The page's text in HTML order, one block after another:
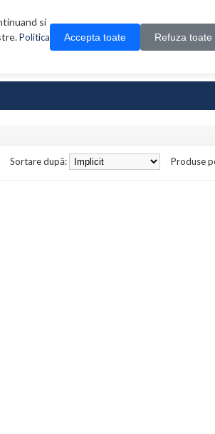
si
Politica
Accepta toate Refuza toate
Produse
Sortare după: